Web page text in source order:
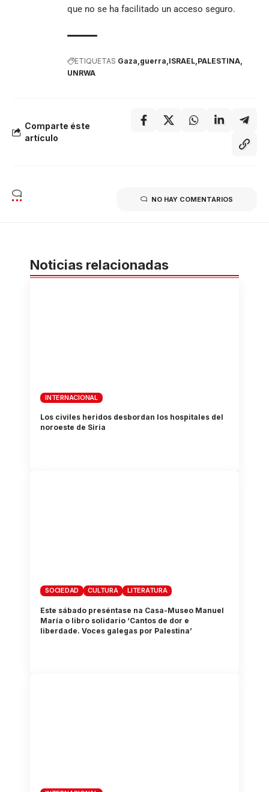
que no se ha facilitado un acceso seguro.
ETIQUETAS Gaza guerra ISRAEL PALESTINA
UNRWA
Comparte éste
artículo
NO HAY COMENTARIOS
Noticias relacionadas
INTERNACIONAL
Los civiles heridos desbordan los hospitales del
noroeste de Siria
SOCIEDAD CULTURA LITERATURA
Este sábado preséntase na Casa-Museo Manuel
María o libro solidario ‘Cantos de dor e
liberdade. Voces galegas por Palestina’